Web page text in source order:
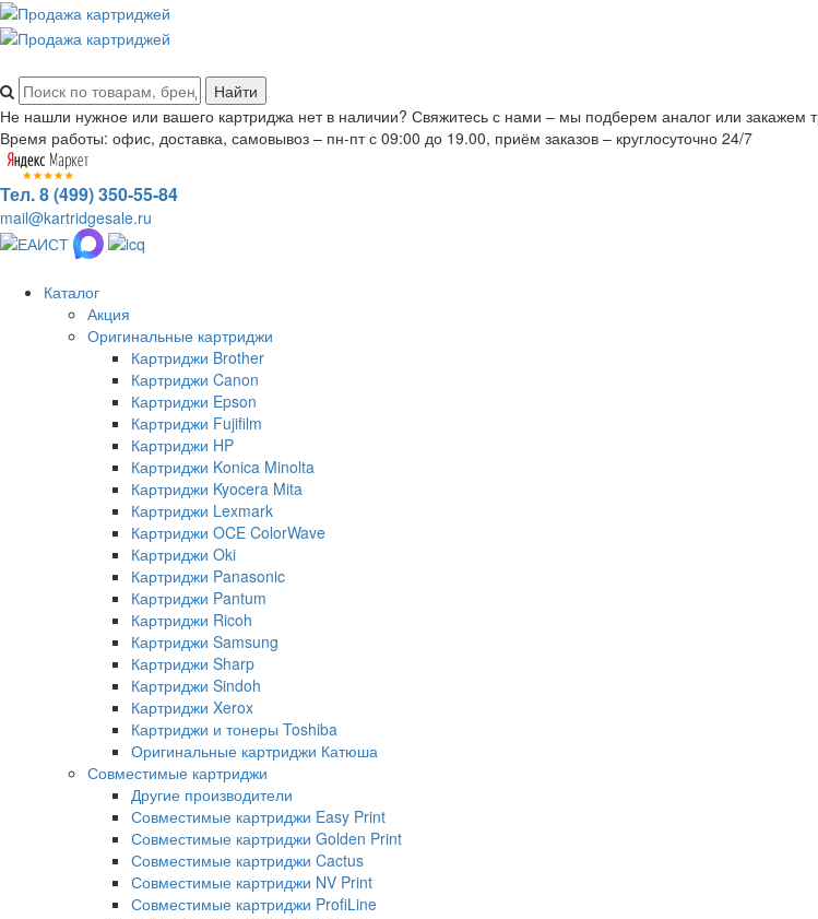
Не нашли нужное или вашего картриджа нет в наличии? Свяжитесь с нами – мы подберем аналог или закажем
Время работы: офис, доставка, самовывоз – пн-пт с 09:00 до 19.00, приём заказов – круглосуточно 24/7
Тел. 8 (499) 350-55-84
mail@kartridgesale.ru
Каталог
Акция
Оригинальные картриджи
Картриджи Brother
Картриджи Canon
Картриджи Epson
Картриджи Fujifilm
Картриджи HP
Картриджи Konica Minolta
Картриджи Kyocera Mita
Картриджи Lexmark
Картриджи OCE ColorWave
Картриджи Oki
Картриджи Panasonic
Картриджи Pantum
Картриджи Ricoh
Картриджи Samsung
Картриджи Sharp
Картриджи Sindoh
Картриджи Xerox
Картриджи и тонеры Toshiba
Оригинальные картриджи Катюша
Совместимые картриджи
Другие производители
Совместимые картриджи Easy Print
Совместимые картриджи Golden Print
Совместимые картриджи Cactus
Совместимые картриджи NV Print
Совместимые картриджи ProfiLine